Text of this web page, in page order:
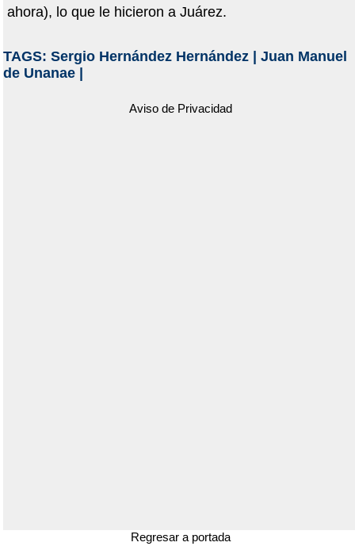
ahora), lo que le hicieron a Juárez.
TAGS: Sergio Hernández Hernández| Juan Manuel
de Unanae|
Aviso de Privacidad
Regresar a portada